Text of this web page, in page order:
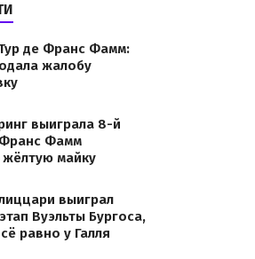
де Франс Фамм:
жалобу
выиграла 8-й
Франс Фамм
жёлтую майку
выиграл
Вуэльты Бургоса,
равно у Галля